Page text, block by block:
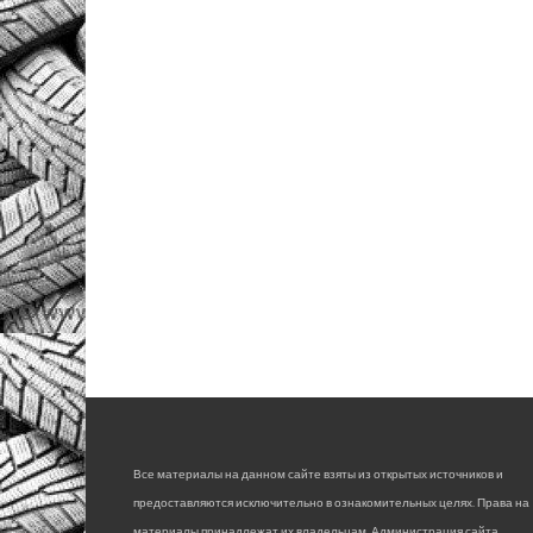
Все материалы на данном сайте взяты из открытых источников и
предоставляются исключительно в ознакомительных целях. Права на